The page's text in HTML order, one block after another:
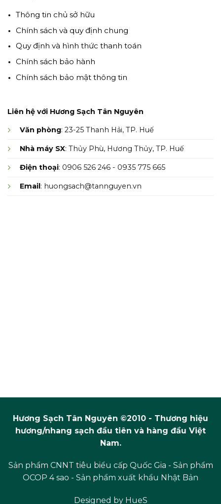
Thông tin chủ sở hữu
Chính sách và quy định chung
Quy định và hình thức thanh toán
Chính sách bảo hành
Chính sách bảo mật thông tin
Liên hệ với Hương Sạch Tân Nguyên
Văn phòng: 23-25 Thanh Hải, TP. Huế
Nhà máy SX: Thủy Phù, Hương Thủy, TP. Huế
Điện thoại: 0906 526 246 - 0935 775 665
Email : huongsach@tannguyen.vn
Hương Sạch Tân Nguyên ©2010 - Thương hiệu
hương/nhang sạch đầu tiên và hàng đầu Việt
Nam.
Sản phẩm CNNT tiêu biểu cấp Quốc Gia - Sản phẩm
OCOP 4 sao - Sản phẩm xuất khẩu Nhật Bản
Designed by HueS